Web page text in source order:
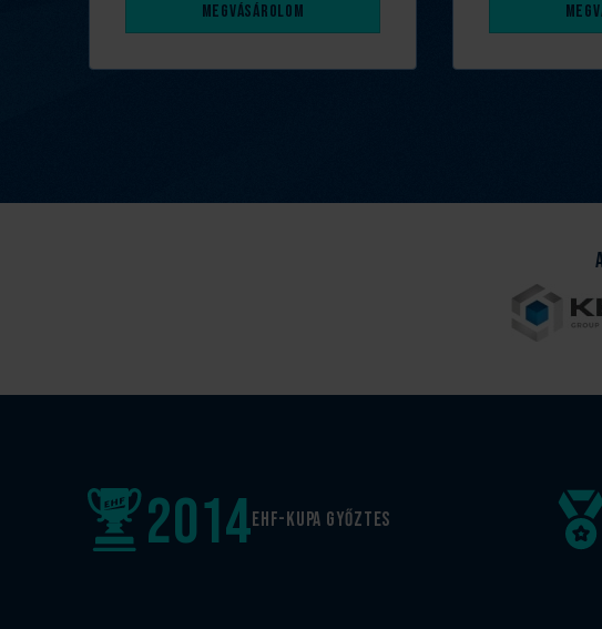
Megvásárolom
EHF-Kupa győztes
2014